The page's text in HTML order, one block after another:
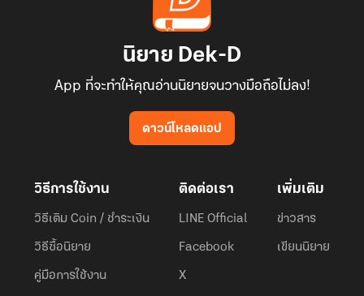
นิยาย Dek-D
App ที่จะทำให้คุณอ่านนิยายจนวางมือถือไม่ลง!
ดาวน์โหลดแอป
วิธีการใช้งาน
วิธีเติม Coin / ชำระเงิน
วิธีซื้อนิยาย
คู่มือการใช้งาน
ติดต่อเรา
LINE Official
Facebook
X
เพิ่มเติม
ข่าวสาร
เขียนนิยาย